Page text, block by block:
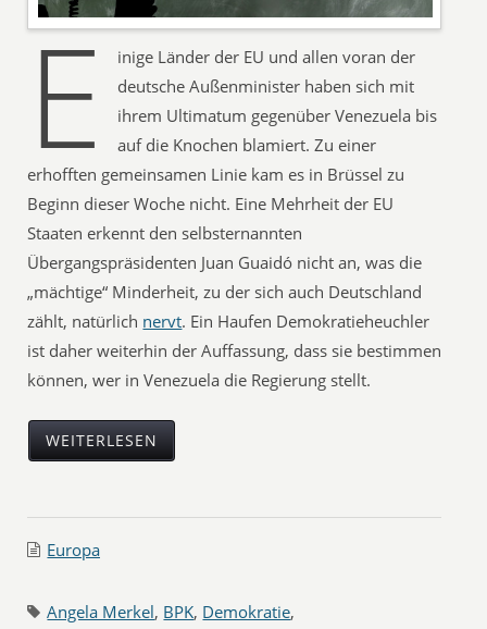
E
inige Länder der EU und allen voran der
deutsche Außenminister haben sich mit
ihrem Ultimatum gegenüber Venezuela bis
auf die Knochen blamiert. Zu einer
erhofften gemeinsamen Linie kam es in Brüssel zu
Beginn dieser Woche nicht. Eine Mehrheit der EU
Staaten erkennt den selbsternannten
Übergangspräsidenten Juan Guaidó nicht an, was die
„mächtige“ Minderheit, zu der sich auch Deutschland
zählt, natürlich nervt. Ein Haufen Demokratieheuchler
ist daher weiterhin der Auffassung, dass sie bestimmen
können, wer in Venezuela die Regierung stellt.
WEITERLESEN
Europa
Angela Merkel, BPK, Demokratie,